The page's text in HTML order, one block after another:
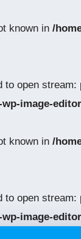
known in /
open
image-
known in /
open
image-